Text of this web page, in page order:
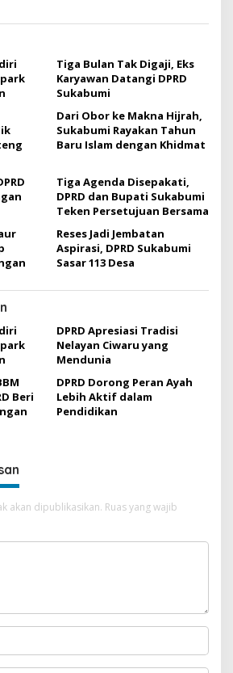
Tiga Bulan Tak Digaji, Eks
Karyawan Datangi DPRD
Sukabumi
Dari Obor ke Makna Hijrah,
Sukabumi Rayakan Tahun
Baru Islam dengan Khidmat
Tiga Agenda Disepakati,
DPRD dan Bupati Sukabumi
Teken Persetujuan Bersama
Reses Jadi Jembatan
Aspirasi, DPRD Sukabumi
Sasar 113 Desa
DPRD Apresiasi Tradisi
Nelayan Ciwaru yang
Mendunia
Beri
DPRD Dorong Peran Ayah
Lebih Aktif dalam
Pendidikan
akan dipublikasikan. Ruas yang wajib